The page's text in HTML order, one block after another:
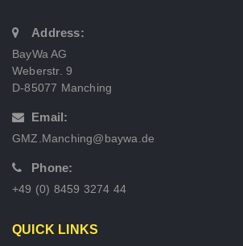
Address:
BayWa AG
Weberstr. 9
D-85077 Manching
Email:
GMZ.Manching@baywa.de
Phone:
+49 (0) 8459 3274 44
QUICK LINKS